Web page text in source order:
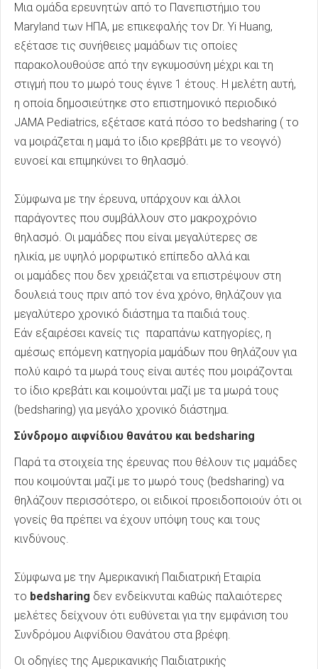
Μια ομάδα ερευνητών από το Πανεπιστήμιο του
Maryland των ΗΠΑ, με επικεφαλής τον Dr. Yi Huang,
εξέτασε τις συνήθειες μαμάδων τις οποίες
παρακολουθούσε από την εγκυμοσύνη μέχρι και τη
στιγμή που το μωρό τους έγινε 1 έτους. Η μελέτη αυτή,
η οποία δημοσιεύτηκε στο επιστημονικό περιοδικό
JAMA Pediatrics, εξέτασε κατά πόσο το bedsharing ( το
να μοιράζεται η μαμά το ίδιο κρεββάτι με το νεογνό)
ευνοεί και επιμηκύνει το θηλασμό.
Σύμφωνα με την έρευνα, υπάρχουν και άλλοι
παράγοντες που συμβάλλουν στο μακροχρόνιο
θηλασμό. Οι μαμάδες που είναι μεγαλύτερες σε
ηλικία, με υψηλό μορφωτικό επίπεδο αλλά και
οι μαμάδες που δεν χρειάζεται να επιστρέψουν στη
δουλειά τους πριν από τον ένα χρόνο, θηλάζουν για
μεγαλύτερο χρονικό διάστημα τα παιδιά τους.
Εάν εξαιρέσει κανείς τις παραπάνω κατηγορίες, η
αμέσως επόμενη κατηγορία μαμάδων που θηλάζουν για
πολύ καιρό τα μωρά τους είναι αυτές που μοιράζονται
το ίδιο κρεβάτι και κοιμούνται μαζί με τα μωρά τους
(bedsharing) για μεγάλο χρονικό διάστημα.
Σύνδρομο αιφνίδιου θανάτου και bedsharing
Παρά τα στοιχεία της έρευνας που θέλουν τις μαμάδες
που κοιμούνται μαζί με το μωρό τους (bedsharing) να
θηλάζουν περισσότερο, οι ειδικοί προειδοποιούν ότι οι
γονείς θα πρέπει να έχουν υπόψη τους και τους
κινδύνους.
Σύμφωνα με την Αμερικανική Παιδιατρική Εταιρία
το bedsharing δεν ενδείκνυται καθώς παλαιότερες
μελέτες δείχνουν ότι ευθύνεται για την εμφάνιση του
Συνδρόμου Αιφνίδιου Θανάτου στα βρέφη.
Οι οδηγίες της Αμερικανικής Παιδιατρικής